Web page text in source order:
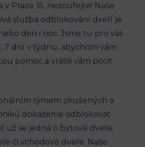
​Praze 15, nezoufejte! Naše
služba‍ odblokování dveří je
den ​i noc. Jsme tu pro vás
7 dní v týdnu, abychom vám
pomoc a vrátili ‌vám⁤ pocit
týmem zkušených a⁢
dokážeme odblokovat
už se jedná o ‍bytové dveře,
či vchodové dveře. Naše